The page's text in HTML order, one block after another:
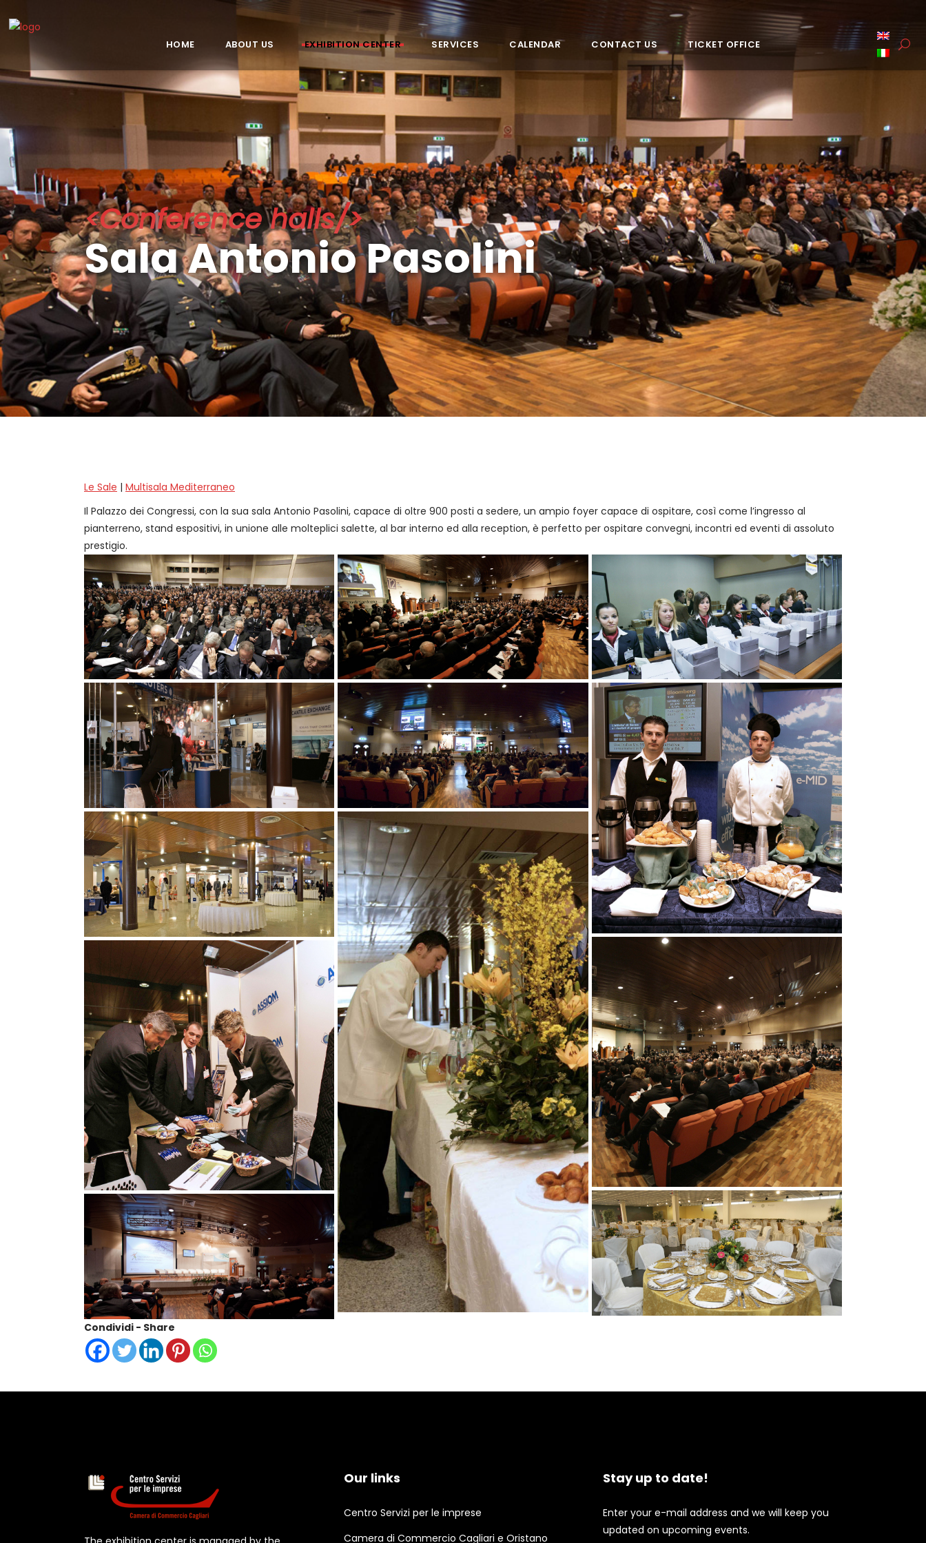
HOME ABOUT US EXHIBITION CENTER SERVICES CALENDAR CONTACT US TICKET OFFICE
<Conference halls/>
Sala Antonio Pasolini
Le Sale | Multisala Mediterraneo
Il Palazzo dei Congressi, con la sua sala Antonio Pasolini, capace di oltre 900 posti a sedere, un ampio foyer capace di ospitare, così come l’ingresso al
pianterreno, stand espositivi, in unione alle molteplici salette, al bar interno ed alla reception, è perfetto per ospitare convegni, incontri ed eventi di assoluto
prestigio.
Condividi - Share
Our links
Centro Servizi per le imprese
Camera di Commercio Cagliari e Oristano
Stay up to date!
Enter your e-mail address and we will keep you
updated on upcoming events.